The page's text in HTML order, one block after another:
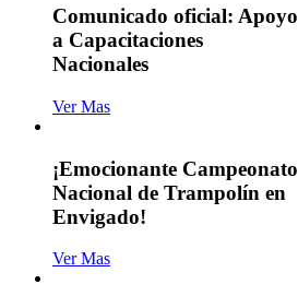
Comunicado oficial: Apoyo
a Capacitaciones
Nacionales
Ver Mas
¡Emocionante Campeonato
Nacional de Trampolín en
Envigado!
Ver Mas